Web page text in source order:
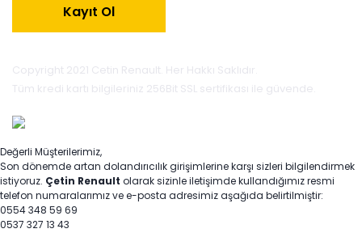
Kayıt Ol
Copyright 2021 Cetin Renault. Her Hakkı Saklıdır.
Tüm kredi kartı bilgileriniz 256Bit SSL sertifikası ile güvende.
Değerli Müşterilerimiz,
Son dönemde artan dolandırıcılık girişimlerine karşı sizleri bilgilendirmek
istiyoruz. Çetin Renault olarak sizinle iletişimde kullandığımız resmi
telefon numaralarımız ve e-posta adresimiz aşağıda belirtilmiştir:
0554 348 59 69
0537 327 13 43